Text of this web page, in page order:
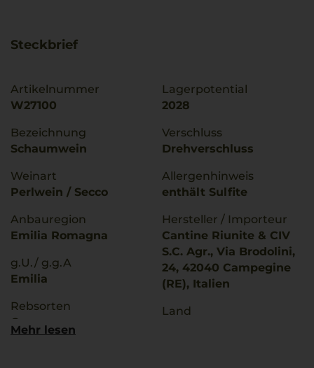
Steckbrief
Artikelnummer
W27100
Bezeichnung
Schaumwein
Weinart
Perlwein / Secco
Anbauregion
Emilia Romagna
g.U./ g.g.A
Emilia
Rebsorten
Garganega
Trebbiano
Lagerpotential
2028
Verschluss
Drehverschluss
Allergenhinweis
enthält Sulfite
Hersteller / Importeur
Cantine Riunite & CIV
S.C. Agr., Via Brodolini,
24, 42040 Campegine
(RE), Italien
Land
Mehr lesen